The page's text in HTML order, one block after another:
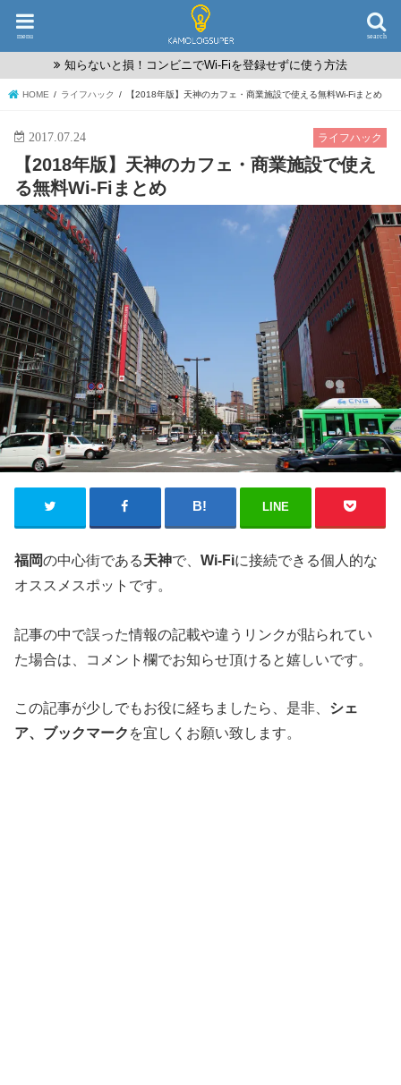
search
menu
知らないと損！コンビニでWi-Fiを登録せずに使う方法
HOME ライフハック 【2018年版】天神のカフェ・商業施設で使える無料Wi-Fiまとめ
ライフハック
2017.07.24
【2018年版】天神のカフェ・商業施設で使え
る無料Wi-Fiまとめ
LINE
福岡の中心街である天神で、Wi-Fiに接続できる個人的な
オススメスポットです。
記事の中で誤った情報の記載や違うリンクが貼られてい
た場合は、コメント欄でお知らせ頂けると嬉しいです。
この記事が少しでもお役に経ちましたら、是非、 シェ
ア、ブックマーク を宜しくお願い致します。